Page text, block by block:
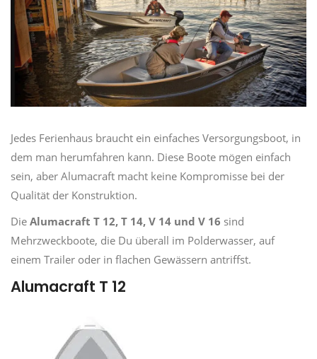
Jedes Ferienhaus braucht ein einfaches Versorgungsboot, in
dem man herumfahren kann. Diese Boote mögen einfach
sein, aber Alumacraft macht keine Kompromisse bei der
Qualität der Konstruktion.
Die Alumacraft T 12, T 14, V 14 und V 16 sind
Mehrzweckboote, die Du überall im Polderwasser, auf
einem Trailer oder in flachen Gewässern antriffst.
Alumacraft T 12